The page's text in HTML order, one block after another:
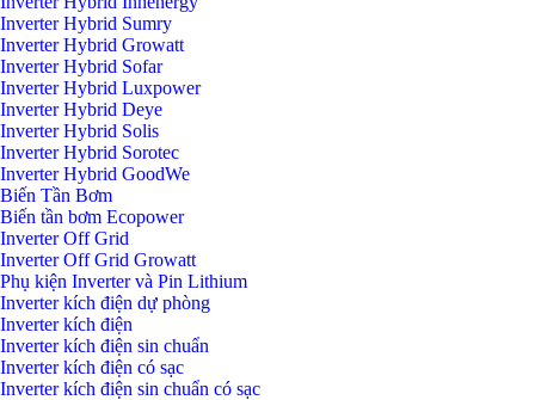
Inverter Hybrid Sumry
Inverter Hybrid Growatt
Inverter Hybrid Sofar
Inverter Hybrid Luxpower
Inverter Hybrid Deye
Inverter Hybrid Solis
Inverter Hybrid Sorotec
Inverter Hybrid GoodWe
Biến Tần Bơm
Biến tần bơm Ecopower
Inverter Off Grid
Inverter Off Grid Growatt
Phụ kiện Inverter và Pin Lithium
Inverter kích điện dự phòng
Inverter kích điện
Inverter kích điện sin chuẩn
Inverter kích điện có sạc
Inverter kích điện sin chuẩn có sạc